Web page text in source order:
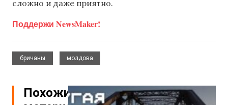
сложно и даже приятно.
Поддержи NewsMaker!
бричаны
молдова
Похожие